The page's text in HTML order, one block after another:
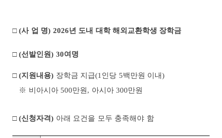
□ (사 업 명) 2026년 도내 대학 해외교환학생 장학금
□(선발인원) 30여명
□(지원내용) 장학금 지급(1 인당 5백만원 이내)
※ 비아시아 500만원 , 아시아 300만원
□ (신청자격) 아래 요건을 모두 충족해야 함